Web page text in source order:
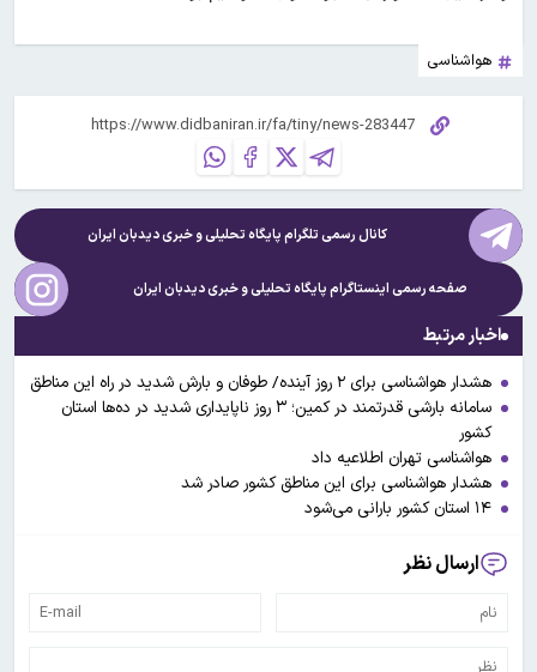
هواشناسی
کانال رسمی تلگرام پایگاه تحلیلی و خبریدیدبان ایران
صفحه رسمی اینستاگرام پایگاه تحلیلی و خبریدیدبان ایران
اخبار مرتبط
هشدار هواشناسی برای ۲ روز آینده/ طوفان و بارش شدید در راه این مناطق
سامانه بارشی قدرتمند در کمین؛ ۳ روز ناپایداری شدید در ده‌ها استان
کشور
هواشناسی تهران اطلاعیه داد
هشدار هواشناسی برای این مناطق کشور صادر شد
۱۴ استان کشور بارانی می‌شود
ارسال نظر